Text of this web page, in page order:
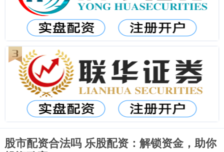
股市配资合法吗 乐股配资：解锁资金，助你